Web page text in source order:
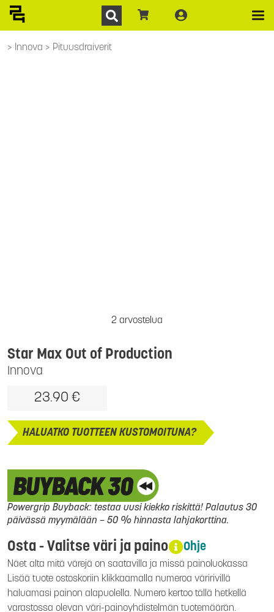
Innova Pituusdraiverit
2 arvostelua
Innova
Star Max Out of Production
23.90 €
HALUATKO TUOTTEEN KUSTOMOITUNA?
Powergrip Buyback: testaa uusi kiekko riskittä! Palautus 30
päivässä myymälään – 50 % hinnasta lahjakorttina.
Osta - Valitse väri ja paino Ohje
Näet alta mitä värejä on saatavilla ja missä painoluokassa
Lisää tuote ostoskoriin klikkaamalla numeroa väririvillä
haluamasi painon alapuolella. Numero kertoo tällä hetkellä
varastossa olevan väri-painoyhdistelmän tuotemäärän.